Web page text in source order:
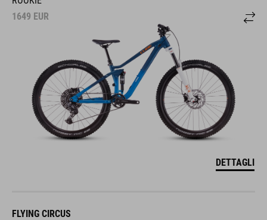
1649 EUR
DETTAGLI
FLYING CIRCUS